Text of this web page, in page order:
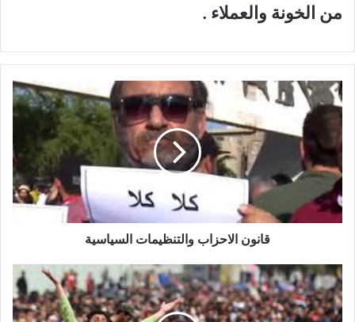
من الخونة والعملاء .
ق
ا
و
ن
ا
ا
ح
ب
و
ا
قانون الاحزاب والتنظيمات السياسية
ا
ل
ت